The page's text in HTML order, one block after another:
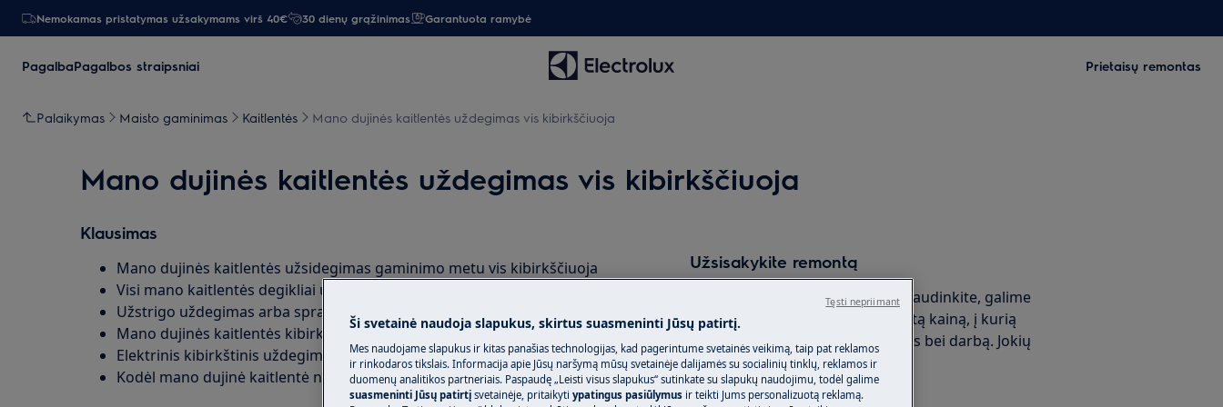
Nemokamas pristatymas užsakymams virš 40€ 30 dienų grąžinimas Garantuota ramybė
PagalbaPagalbos straipsniai Prietaisų remontas
Palaikymas Maisto gaminimas Kaitlentės Mano dujinės kaitlentės uždegimas vis kibirkščiuoja
Mano dujinės kaitlentės uždegimas vis kibirkščiuoja
Klausimas
Mano dujinės kaitlentės užsidegimas gaminimo metu vis kibirkščiuoja
Visi mano kaitlentės degikliai užsidega, kai paspaudžiu vieną mygtuką
Užstrigo uždegimas arba spragtelėjimas ant dujinės viryklės
Mano dujinės kaitlentės kibirkštinis uždegimas vis tiksi / spragteli
Elektrinis kibirkštinis uždegimas sukelia trumpąjį jungimą vandeniui užvirus
Kodėl mano dujinė kaitlentė nuolat kibirkščiuoja?
Užsisakykite remontą
Baigėsi prietaiso garantija? Nesijaudinkite, galime
pasirūpinti jo remontu už fiksuotą kainą, į kurią
įeina mokestis už iškvietimą, dalis bei darbą. Jokių
papildomų išlaidų!
Ši svetainė naudoja slapukus, skirtus suasmeninti Jūsų patirtį.
Mes naudojame slapukus ir kitas panašias technologijas, kad pagerintume svetainės veikimą, taip pat reklamos
ir rinkodaros tikslais. Informacija apie Jūsų naršymą mūsų svetainėje dalijamės su socialinių tinklų, reklamos ir
duomenų analitikos partneriais. Paspaudę „Leisti visus slapukus“ sutinkate su slapukų naudojimu, todėl galime
suasmeninti Jūsų patirtį svetainėje, pritaikyti ypatingus pasiūlymus ir teikti Jums personalizuotą reklamą.
Tęsti nepriimant